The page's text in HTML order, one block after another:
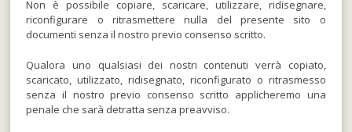
Non è possibile copiare, scaricare, utilizzare, ridisegnare,
riconfigurare o ritrasmettere nulla del presente sito o
documenti senza il nostro previo consenso scritto.
Qualora uno qualsiasi dei nostri contenuti verrà copiato,
scaricato, utilizzato, ridisegnato, riconfigurato o ritrasmesso
senza il nostro previo consenso scritto applicheremo una
penale che sarà detratta senza preavviso.